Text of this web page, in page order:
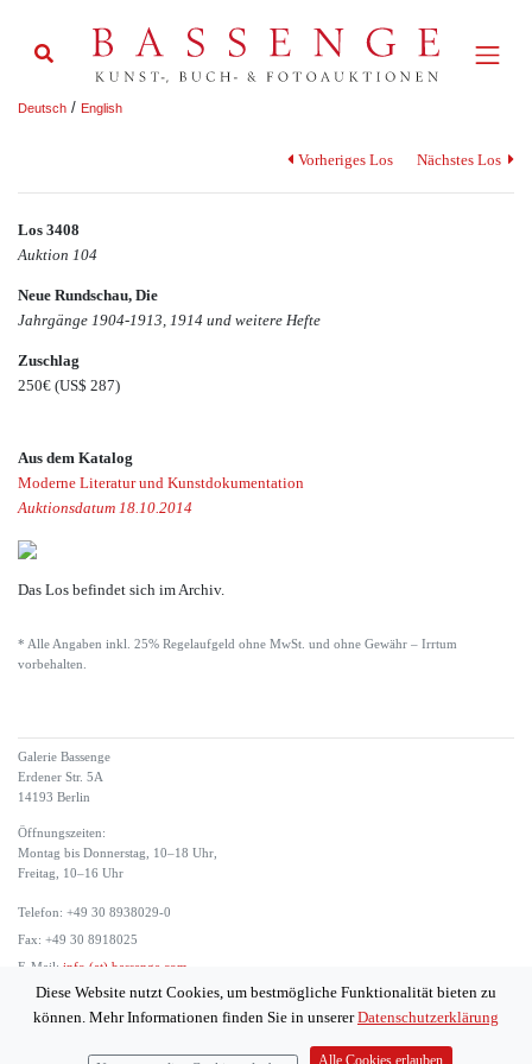
Deutsch / English
Vorheriges Los Nächstes Los
Los 3408
Auktion 104
Neue Rundschau, Die
Jahrgänge 1904-1913, 1914 und weitere Hefte
Zuschlag
250€ (US$ 287)
Aus dem Katalog
Moderne Literatur und Kunstdokumentation
Auktionsdatum 18.10.2014
Das Los befindet sich im Archiv.
* Alle Angaben inkl. 25% Regelaufgeld ohne MwSt. und ohne Gewähr – Irrtum
vorbehalten.
Galerie Bassenge
Erdener Str. 5A
14193 Berlin
Öffnungszeiten:
Montag bis Donnerstag, 10–18 Uhr,
Freitag, 10–16 Uhr
Telefon: +49 30 8938029-0
Fax: +49 30 8918025
E-Mail: info (at) bassenge.com
Diese Website nutzt Cookies, um bestmögliche Funktionalität bieten zu
können. Mehr Informationen finden Sie in unsererDatenschutzerklärung